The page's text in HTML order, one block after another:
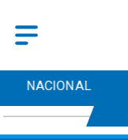
NACIONAL